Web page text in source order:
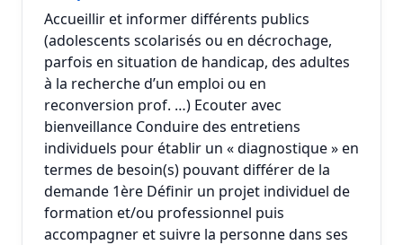
Accueillir et informer différents publics
(adolescents scolarisés ou en décrochage,
parfois en situation de handicap, des adultes
à la recherche d’un emploi ou en
reconversion prof. …) Ecouter avec
bienveillance Conduire des entretiens
individuels pour établir un « diagnostique » en
termes de besoin(s) pouvant différer de la
demande 1ère Définir un projet individuel de
formation et/ou professionnel puis
accompagner et suivre la personne dans ses